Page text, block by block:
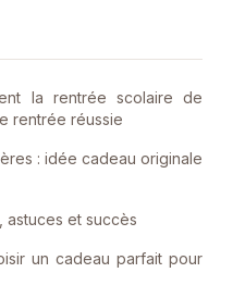
la rentrée scolaire de
rentrée réussie
: idée cadeau originale
astuces et succès
un cadeau parfait pour